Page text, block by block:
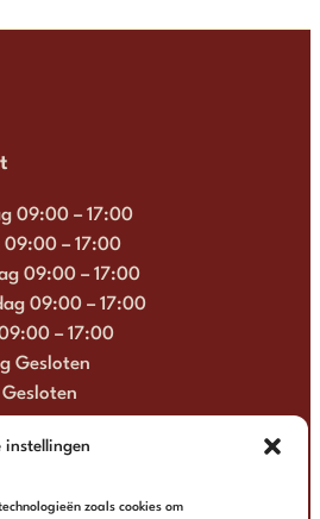
instellingen
zoals cookies om
09:00 – 17:00
09:00 – 17:00
09:00 – 17:00
09:00 – 17:00
– 17:00
Gesloten
57 92 22